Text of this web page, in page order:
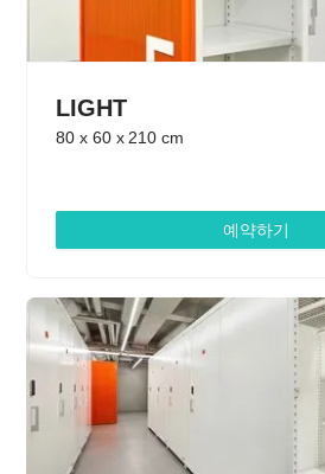
LIGHT
80 x 60x 210 cm
예약하기